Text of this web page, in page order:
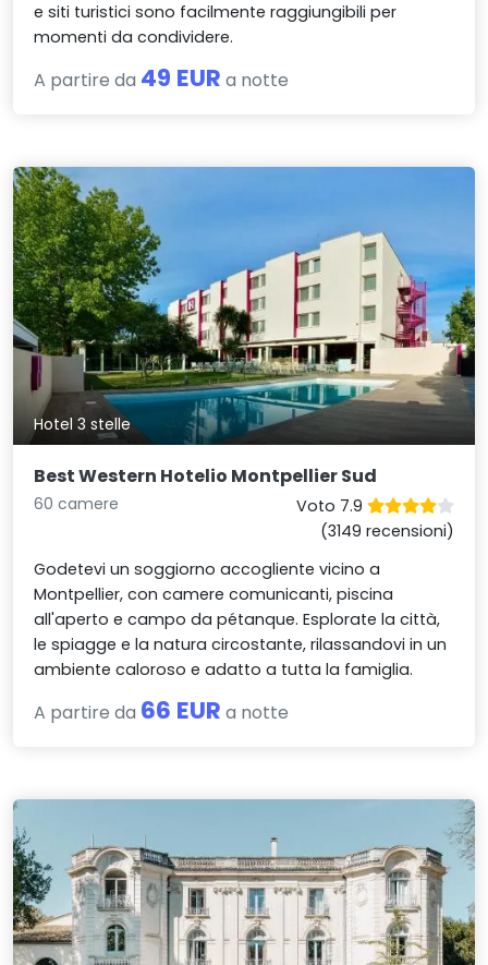
e siti turistici sono facilmente raggiungibili per
momenti da condividere.
A partire da 49 EUR a notte
Hotel 3 stelle
Best Western Hotelio Montpellier Sud
60 camere
Voto 7.9
(3149 recensioni)
Godetevi un soggiorno accogliente vicino a
Montpellier, con camere comunicanti, piscina
all'aperto e campo da pétanque. Esplorate la città,
le spiagge e la natura circostante, rilassandovi in un
ambiente caloroso e adatto a tutta la famiglia.
A partire da 66 EUR a notte